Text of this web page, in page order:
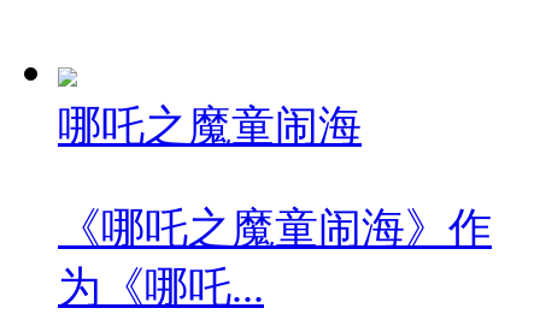
哪吒之魔童闹海
《哪吒之魔童闹海》作
为《哪吒...